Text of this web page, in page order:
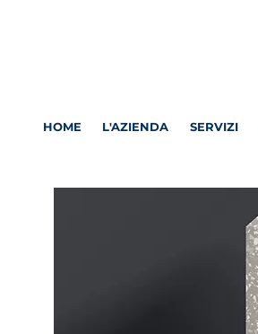
HOME L'AZIENDA SERVIZI